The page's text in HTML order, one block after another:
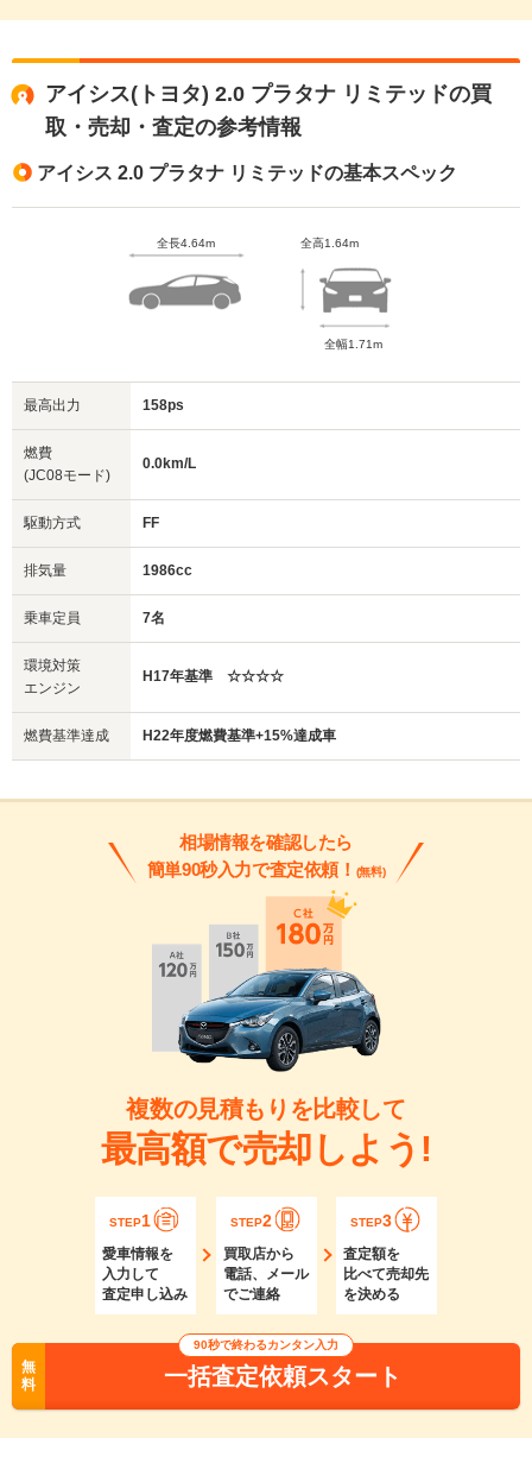
アイシス(トヨタ) 2.0 プラタナ リミテッドの買
取・売却・査定の参考情報
アイシス 2.0 プラタナ リミテッドの基本スペック
全長4.64m 全高1.64m
全幅1.71m
最高出力 158ps
燃費
(JC08モード)
0.0km/L
駆動方式 FF
排気量 1986cc
乗車定員 7名
環境対策
エンジン
H17年基準 ☆☆☆☆
燃費基準達成 H22年度燃費基準+15%達成車
相場情報を確認したら
簡単90秒入力で査定依頼！ (無料)
複数の見積もりを比較して
最高額で売却しよう!
STEP1
愛車情報を
入力して
査定申し込み
STEP2
買取店から
電話、メール
でご連絡
STEP3
査定額を
比べて売却先
を決める
無
料
90秒で終わるカンタン入力
一括査定依頼スタート